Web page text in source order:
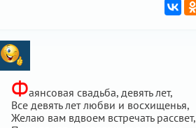
Фаянсовая свадьба, девять лет,
Все девять лет любви и восхищенья,
Желаю вам вдвоем встречать рассвет,